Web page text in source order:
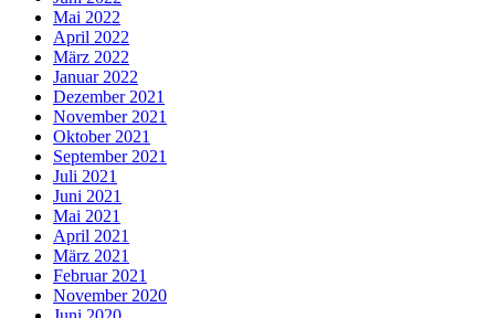
Mai 2022
April 2022
März 2022
Januar 2022
Dezember 2021
November 2021
Oktober 2021
September 2021
Juli 2021
Juni 2021
Mai 2021
April 2021
März 2021
Februar 2021
November 2020